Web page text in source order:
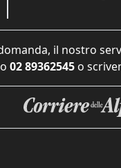
il nostro
02 89362545 o